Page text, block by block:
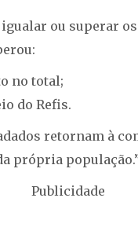
igualar ou superar
no total;
do Refis.
retornam à
própria
Publicidade